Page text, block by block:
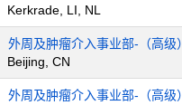
Kerkrade, LI, NL
外周及肿瘤介入事业部-（高级
Beijing, CN
外周及肿瘤介入事业部-（高级